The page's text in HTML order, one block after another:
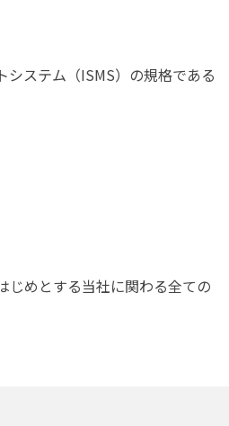
ステム（ISMS）の規格である
じめとする当社に関わる全ての